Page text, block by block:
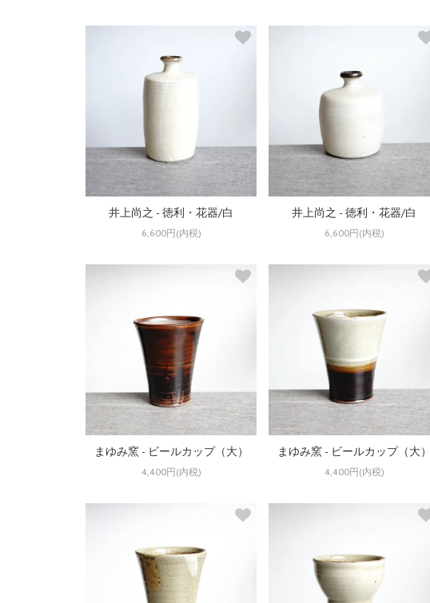
井上尚之 - 徳利・花器/白
6,600円(内税)
井上尚之 - 徳利・花器/白
6,600円(内税)
まゆみ窯 - ビールカップ（大）
4,400円(内税)
まゆみ窯 - ビールカップ（大）
4,400円(内税)